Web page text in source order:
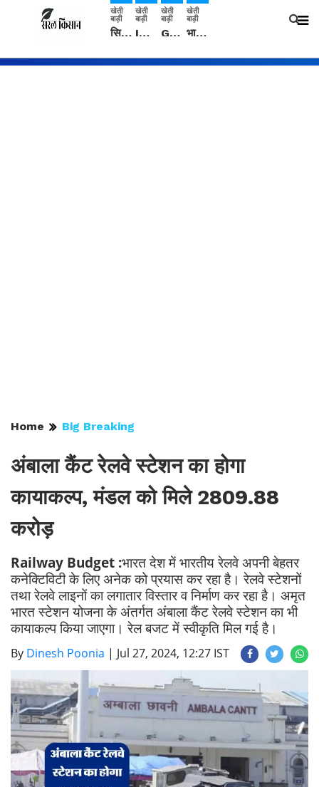
खेती
बाड़ी
सिरसा: कृषि विज्ञान केंद्र की बैठक में फसल बीमा विधि कारण व कृषि उद्यमिता बढ़ावा देने पर चर्चा
खेती
बाड़ी
IMD: राजस्थान में प्री-मानसून की सामान्य से 74% अधिक बारिश, दस्तक में देरी और मानसून कमजोर रहेगा
खेती
बाड़ी
Guar Ka Rate: ग्वार के भाव में हल्की बढ़ोतरी, बढ़ सकता है बुवाई का रकबा
खेती
बाड़ी
भारत में 29 मई से शुरु होगी प्री-मानसून बारिश, ECMWF विदेशी मौसम एजेंसी का पूर्वानुमान
Home Big Breaking
अंबाला कैंट रेलवे स्टेशन का होगा
कायाकल्प, मंडल को मिले 2809.88
करोड़
Railway Budget :भारत देश में भारतीय रेलवे अपनी बेहतर
कनेक्टिविटी के लिए अनेक को प्रयास कर रहा है। रेलवे स्टेशनों
तथा रेलवे लाइनों का लगातार विस्तार व निर्माण कर रहा है। अमृत
भारत स्टेशन योजना के अंतर्गत अंबाला कैंट रेलवे स्टेशन का भी
कायाकल्प किया जाएगा। रेल बजट में स्वीकृति मिल गई है।
By Dinesh Poonia | Jul 27, 2024, 12:27 IST